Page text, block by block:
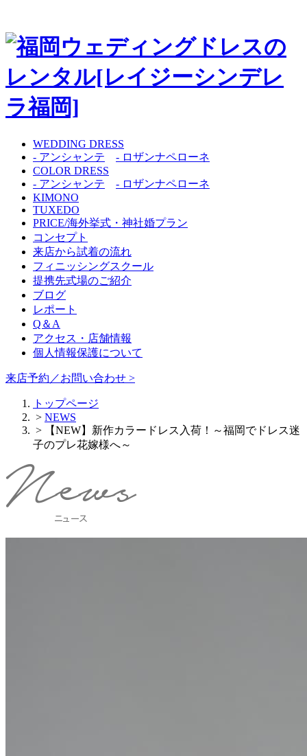
WEDDING DRESS
- アンシャンテ
- ロザンナペローネ
COLOR DRESS
- アンシャンテ
- ロザンナペローネ
KIMONO
TUXEDO
PRICE/海外挙式・神社婚プラン
コンセプト
来店から試着の流れ
フィニッシングスクール
提携先式場のご紹介
ブログ
レポート
Q＆A
アクセス・店舗情報
個人情報保護について
来店予約／お問い合わせ >
トップページ
> NEWS
> 【NEW】新作カラードレス入荷！～福岡でドレス迷
子のプレ花嫁様へ～